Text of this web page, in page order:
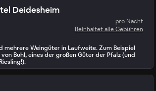
Deidesheim
pro Nacht
Beinhaltet alle Gebühren
mehrere Weingüter in Laufweite. Zum Beispiel
Buhl, eines der großen Güter der Pfalz (und